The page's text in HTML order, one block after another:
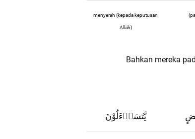
menyerah (kepada keputusan
Allah)
Bahkan mereka
يَّتَسَاۤءَلُوْنَ